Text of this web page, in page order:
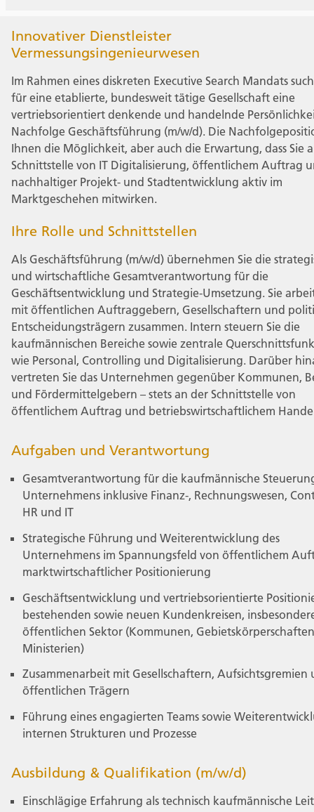
Innovativer Dienstleister
Vermessungsingenieurwesen
Im Rahmen eines diskreten Executive Search Mandats
für eine etablierte, bundesweit tätige Gesellschaft eine
vertriebsorientiert denkende und handelnde
Nachfolge Geschäftsführung (m/w/d). Die
Ihnen die Möglichkeit, aber auch die Erwartung, dass Sie
Schnittstelle von IT Digitalisierung, öffentlichem Auftrag
nachhaltiger Projekt- und Stadtentwicklung aktiv im
Marktgeschehen mitwirken.
Ihre Rolle und Schnittstellen
Als Geschäftsführung (m/w/d) übernehmen Sie die
und wirtschaftliche Gesamtverantwortung für die
Geschäftsentwicklung und Strategie-Umsetzung. Sie
mit öffentlichen Auftraggebern, Gesellschaftern und
Entscheidungsträgern zusammen. Intern steuern Sie die
kaufmännischen Bereiche sowie zentrale
wie Personal, Controlling und Digitalisierung. Darüber
vertreten Sie das Unternehmen gegenüber Kommunen,
und Fördermittelgebern – stets an der Schnittstelle von
öffentlichem Auftrag und betriebswirtschaftlichem
Aufgaben und Verantwortung
Gesamtverantwortung für die kaufmännische
Unternehmens inklusive Finanz-, Rechnungswesen,
HR und IT
Strategische Führung und Weiterentwicklung des
Unternehmens im Spannungsfeld von öffentlichem
marktwirtschaftlicher Positionierung
Geschäftsentwicklung und vertriebsorientierte
bestehenden sowie neuen Kundenkreisen,
öffentlichen Sektor (Kommunen,
Ministerien)
Zusammenarbeit mit Gesellschaftern, Aufsichtsgremien
öffentlichen Trägern
Führung eines engagierten Teams sowie
internen Strukturen und Prozesse
Ausbildung & Qualifikation (m/w/d)
Einschlägige Erfahrung als technisch kaufmännische